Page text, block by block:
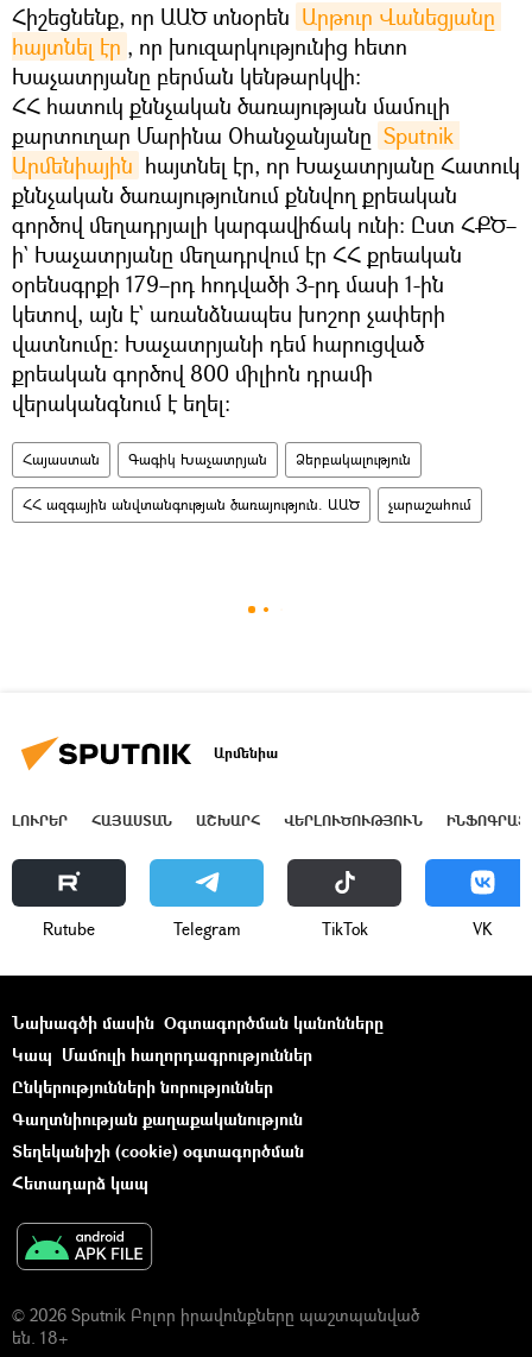
Հիշեցնենք, որ ԱԱԾ տնօրեն Արթուր Վանեցյանը
հայտնել էր , որ խուզարկությունից հետո
Խաչատրյանը բերման կենթարկվի։
ՀՀ հատուկ քննչական ծառայության մամուլի
քարտուղար Մարինա Օհանջանյանը Sputnik
Արմենիային հայտնել էր, որ Խաչատրյանը Հատուկ
քննչական ծառայությունում քննվող քրեական
գործով մեղադրյալի կարգավիճակ ունի: Ըստ ՀՔԾ–
ի` Խաչատրյանը մեղադրվում էր ՀՀ քրեական
օրենսգրքի 179–րդ հոդվածի 3-րդ մասի 1-ին
կետով, այն է` առանձնապես խոշոր չափերի
վատնումը։ Խաչատրյանի դեմ հարուցված
քրեական գործով 800 միլիոն դրամի
վերականգնում է եղել:
Հայաստան Գագիկ Խաչատրյան Ձերբակալություն
ՀՀ ազգային անվտանգության ծառայություն. ԱԱԾ չարաշահում
Արմենիա
ԼՈՒՐԵՐ ՀԱՅԱՍՏԱՆ ԱՇԽԱՐՀ ՎԵՐԼՈՒԾՈՒԹՅՈՒՆ
Rutube Telegram ТikТоk VK
Նախագծի մասին Օգտագործման կանոնները
Կապ Մամուլի հաղորդագրություններ
Ընկերությունների նորություններ
Գաղտնիության քաղաքականություն
Տեղեկանիշի (cookie) օգտագործման
Հետադարձ կապ
© 2026 Sputnik Բոլոր իրավունքները պաշտպանված
են. 18+